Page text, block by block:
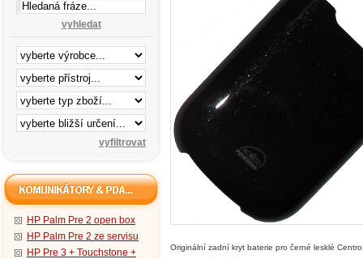
vyhledat
HP Palm Pre 2 open box
HP Palm Pre 2 ze servisu
HP Pre 3 + Touchstone +
Originální zadní kryt baterie pro černé lesklé